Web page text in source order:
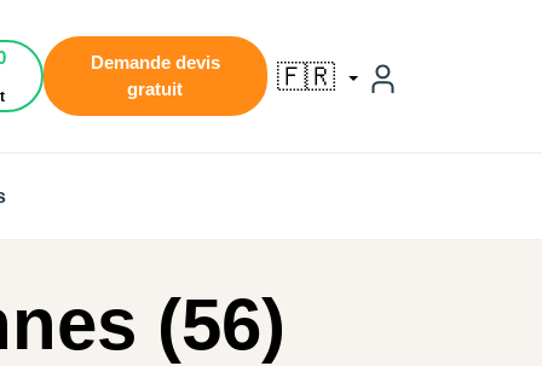
Demande devis
gratuit
🇫🇷
(56)